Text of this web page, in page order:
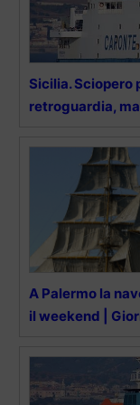
Sicilia. Sciopero
retroguardia,
A Palermo la
il weekend |